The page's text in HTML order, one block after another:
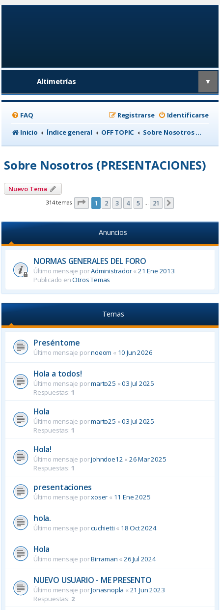
Altimetrías ▼
FAQ Identificarse
Registrarse
Inicio
Índice general OFF TOPIC Sobre Nosotros (PRESENTACIONES)
Sobre Nosotros (PRESENTACIONES)
Nuevo Tema
314 temas Página de 21
1 2 3 4 5 … 21
Anuncios
NORMAS GENERALES DEL FORO
Último mensaje porAdministrador«21 Ene 2013
Publicado enOtros Temas
Temas
Preséntome
Último mensaje pornoeom « 10 Jun 2026
Hola a todos!
Último mensaje pormarto25 «03 Jul 2025
Respuestas: 1
Hola
Último mensaje pormarto25 «03 Jul 2025
Respuestas: 1
Hola!
Último mensaje porjohndoe12 « 26 Mar 2025
Respuestas: 1
presentaciones
Último mensaje porxoser « 11 Ene 2025
hola.
Último mensaje porcuchietti « 18 Oct 2024
Hola
Último mensaje porBirraman «26 Jul 2024
NUEVO USUARIO - ME PRESENTO
Último mensaje porJonasnopla « 21 Jun 2023
Respuestas: 2